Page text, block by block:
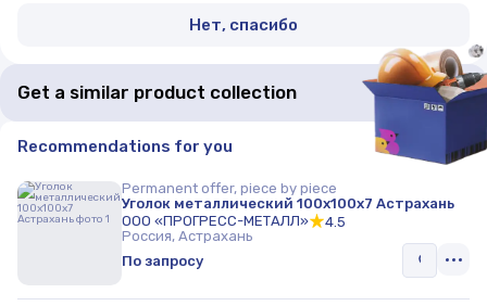
Нет, спасибо
Get a similar product collection
Recommendations for you
Permanent offer, piece by piece
Уголок металлический 100х100х7 Астрахань
ООО «ПРОГРЕСС-МЕТАЛЛ»
4.5
Россия, Астрахань
По запросу